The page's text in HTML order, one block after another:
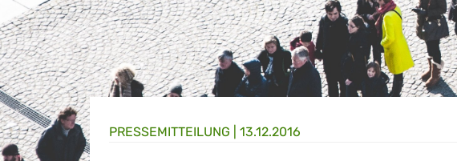
PRESSE­MITTEILUNG 13.12.2016